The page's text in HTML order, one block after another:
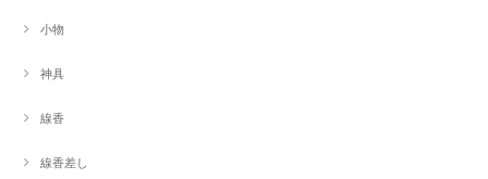
小物
神具
線香
線香差し